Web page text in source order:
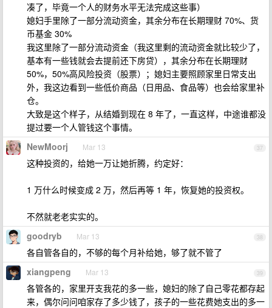
凑了，毕竟一个人的财务水平无法完成这些事）
媳妇手里除了一部分流动资金，其余分布在长期理财 70%、货
币基金 30%
我这里除了一部分流动资金（我这里剩的流动资金就比较少了，
基本有一些钱就会去提前还下房贷），其余分布在长期理财
50%，50%高风险投资（股票）；媳妇主要照顾家里日常支出
外，我这边看到一些低价商品（日用品、食品等）也会给家里补
仓。
大致是这个样子，从结婚到现在 8 年了，一直这样，中途谁都没
提过要一个人管钱这个事情。
37
NewMoorj Mar 13
这种投资的，给她一万让她折腾，约定好：
1 万什么时候变成 2 万，然后再等 1 年，恢复她的投资权。
不然就老老实实的。
38
goodryb Mar 13
各自管各自的，不够的每个月补给她，够了就不管了
39
xiangpeng Mar 13
各管各的，家里开支我花的多一些，媳妇的除了自己零花都存起
来，偶尔问问咱家存了多少钱了，孩子的一些花费她支出的多一